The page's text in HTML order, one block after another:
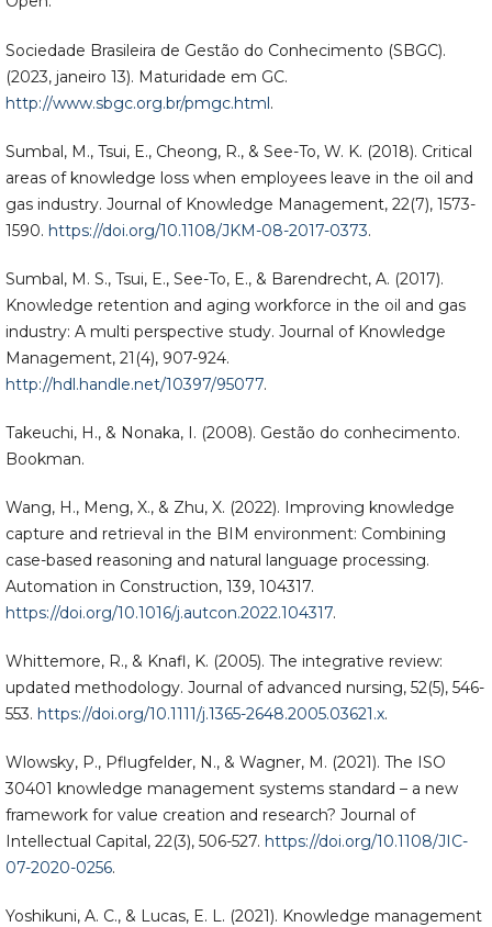
Sociedade Brasileira de Gestão do Conhecimento (SBGC).
(2023, janeiro 13). Maturidade em GC.
http://www.sbgc.org.br/pmgc.html.
Sumbal, M., Tsui, E., Cheong, R., & See-To, W. K. (2018). Critical
areas of knowledge loss when employees leave in the oil and
gas industry. Journal of Knowledge Management, 22(7), 1573-
1590. https://doi.org/10.1108/JKM-08-2017-0373.
Sumbal, M. S., Tsui, E., See-To, E., & Barendrecht, A. (2017).
Knowledge retention and aging workforce in the oil and gas
industry: A multi perspective study. Journal of Knowledge
Management, 21(4), 907-924.
http://hdl.handle.net/10397/95077.
Takeuchi, H., & Nonaka, I. (2008). Gestão do conhecimento.
Bookman.
Wang, H., Meng, X., & Zhu, X. (2022). Improving knowledge
capture and retrieval in the BIM environment: Combining
case-based reasoning and natural language processing.
Automation in Construction, 139, 104317.
https://doi.org/10.1016/j.autcon.2022.104317.
Whittemore, R., & Knafl, K. (2005). The integrative review:
updated methodology. Journal of advanced nursing, 52(5), 546-
553. https://doi.org/10.1111/j.1365-2648.2005.03621.x.
Wlowsky, P., Pflugfelder, N., & Wagner, M. (2021). The ISO
30401 knowledge management systems standard – a new
framework for value creation and research? Journal of
Intellectual Capital, 22(3), 506-527. https://doi.org/10.1108/JIC-
07-2020-0256.
Yoshikuni, A. C., & Lucas, E. L. (2021). Knowledge management